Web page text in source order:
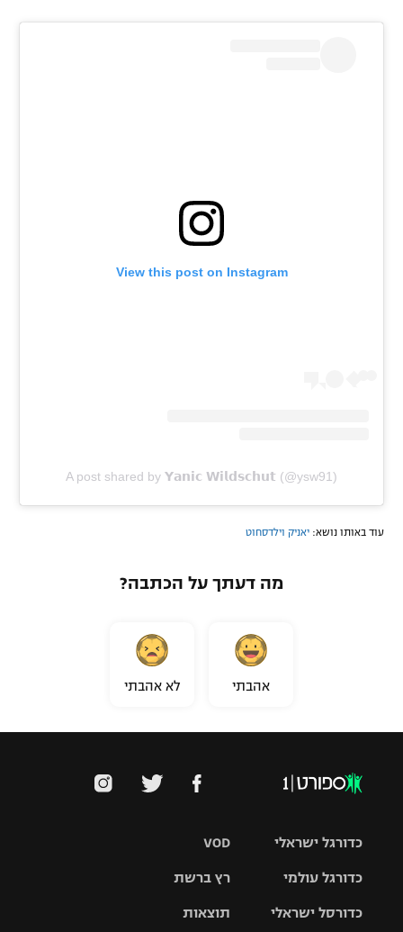
View this post on Instagram
A post shared by 𝗬𝗮𝗻𝗶𝗰 𝗪𝗶𝗹𝗱𝘀𝗰𝗵𝘂𝘁 (@ysw91)
עוד באותו נושא: יאניק וילדסחוט
מה דעתך על הכתבה?
אהבתי לא אהבתי
VOD
רץ ברשת
תוצאות
כדורגל ישראלי
כדורגל עולמי
כדורסל ישראלי